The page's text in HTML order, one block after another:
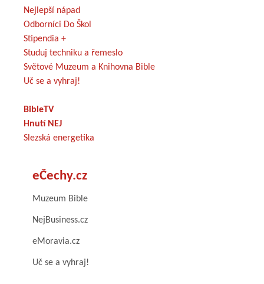
Nejlepší nápad
Odborníci Do Škol
Stipendia +
Studuj techniku a řemeslo
Světové Muzeum a Knihovna Bible
Uč se a vyhraj!
BibleTV
Hnutí NEJ
Slezská energetika
eČechy.cz
Muzeum Bible
NejBusiness.cz
eMoravia.cz
Uč se a vyhraj!